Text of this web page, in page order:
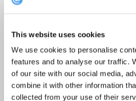
This website uses cookies
We use cookies to personalise
features and to analyse our traffic.
of our site with our social media,
combine it with other information
collected from your use of their
Nädalavahetuse pop-up:
lauad restoranis Mon Repos
8. november 2019